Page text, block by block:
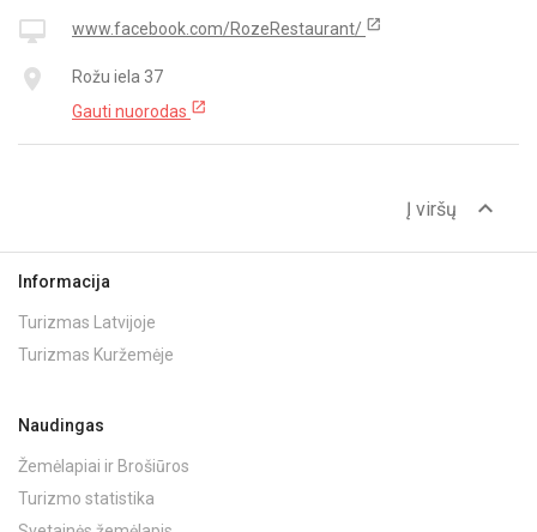
desktop_mac www.facebook.com/RozeRestaurant/ open_in_new
place
Rožu iela 37
Gauti nuorodas open_in_new
Į viršų expand_less
Informacija
Turizmas Latvijoje
Turizmas Kuržemėje
Naudingas
Žemėlapiai ir Brošiūros
Turizmo statistika